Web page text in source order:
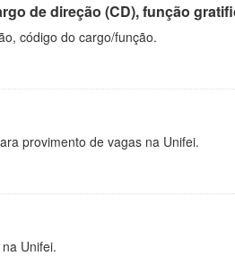
de direção (CD), função
código do cargo/função.
provimento de vagas na Unifei.
Unifei.